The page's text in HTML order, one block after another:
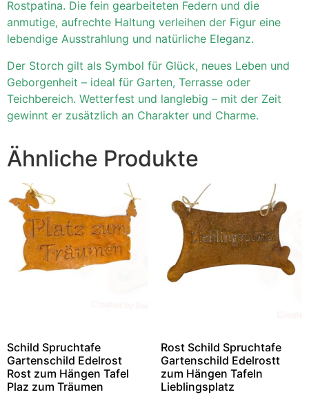
Rostpatina. Die fein gearbeiteten Federn und die
anmutige, aufrechte Haltung verleihen der Figur eine
lebendige Ausstrahlung und natürliche Eleganz.
Der Storch gilt als Symbol für Glück, neues Leben und
Geborgenheit – ideal für Garten, Terrasse oder
Teichbereich. Wetterfest und langlebig – mit der Zeit
gewinnt er zusätzlich an Charakter und Charme.
Ähnliche Produkte
Schild Spruchtafe
Gartenschild Edelrost
Rost zum Hängen Tafel
Plaz zum Träumen
Rost Schild Spruchtafe
Gartenschild Edelrostt
zum Hängen Tafeln
Lieblingsplatz